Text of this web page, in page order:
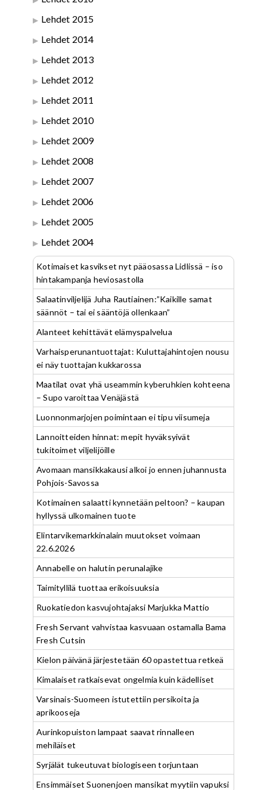
Lehdet 2015
Lehdet 2014
Lehdet 2013
Lehdet 2012
Lehdet 2011
Lehdet 2010
Lehdet 2009
Lehdet 2008
Lehdet 2007
Lehdet 2006
Lehdet 2005
Lehdet 2004
Kotimaiset kasvikset nyt pääosassa Lidlissä – iso
hintakampanja heviosastolla
Salaatinviljelijä Juha Rautiainen:”Kaikille samat
säännöt – tai ei sääntöjä ollenkaan”
Alanteet kehittävät elämyspalvelua
Varhaisperunantuottajat: Kuluttajahintojen nousu
ei näy tuottajan kukkarossa
Maatilat ovat yhä useammin kyberuhkien kohteena
– Supo varoittaa Venäjästä
Luonnonmarjojen poimintaan ei tipu viisumeja
Lannoitteiden hinnat: mepit hyväksyivät
tukitoimet viljelijöille
Avomaan mansikkakausi alkoi jo ennen juhannusta
Pohjois-Savossa
Kotimainen salaatti kynnetään peltoon? – kaupan
hyllyssä ulkomainen tuote
Elintarvikemarkkinalain muutokset voimaan
22.6.2026
Annabelle on halutin perunalajike
Taimityllilä tuottaa erikoisuuksia
Ruokatiedon kasvujohtajaksi Marjukka Mattio
Fresh Servant vahvistaa kasvuaan ostamalla Bama
Fresh Cutsin
Kielon päivänä järjestetään 60 opastettua retkeä
Kimalaiset ratkaisevat ongelmia kuin kädelliset
Varsinais-Suomeen istutettiin persikoita ja
aprikooseja
Aurinkopuiston lampaat saavat rinnalleen
mehiläiset
Syrjälät tukeutuvat biologiseen torjuntaan
Ensimmäiset Suonenjoen mansikat myytiin vapuksi